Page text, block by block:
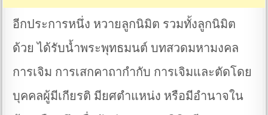
อีกประการหนึ่ง หวายลูกนิมิต รวมทั้งลูกนิมิต
ด้วย ได้รับน้ำพระพุทธมนต์ บทสวดมหามงคล
การเจิม การเสกคาถากำกับ การเจิมและตัดโดย
บุคคลผู้มีเกียรติ มียศตำแหน่ง หรือมีอำนาจใน